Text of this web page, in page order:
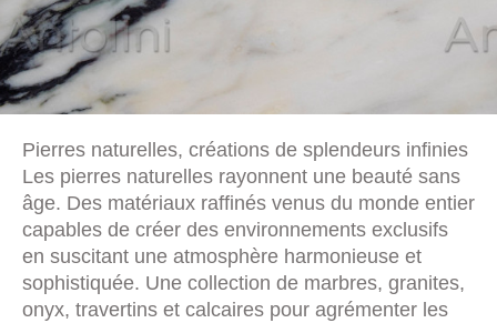
Pierres naturelles, créations de splendeurs infinies
Les pierres naturelles rayonnent une beauté sans
âge. Des matériaux raffinés venus du monde entier
capables de créer des environnements exclusifs
en suscitant une atmosphère harmonieuse et
sophistiquée. Une collection de marbres, granites,
onyx, travertins et calcaires pour agrémenter les